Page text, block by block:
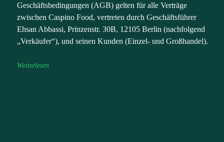
Geschäftsbedingungen (AGB) gelten für alle Verträge
zwischen Caspino Food, vertreten durch Geschäftsführer
Ehsan Abbassi, Prinzenstr. 30B, 12105 Berlin (nachfolgend
„Verkäufer“), und seinen Kunden (Einzel- und Großhandel).
Weiterlesen